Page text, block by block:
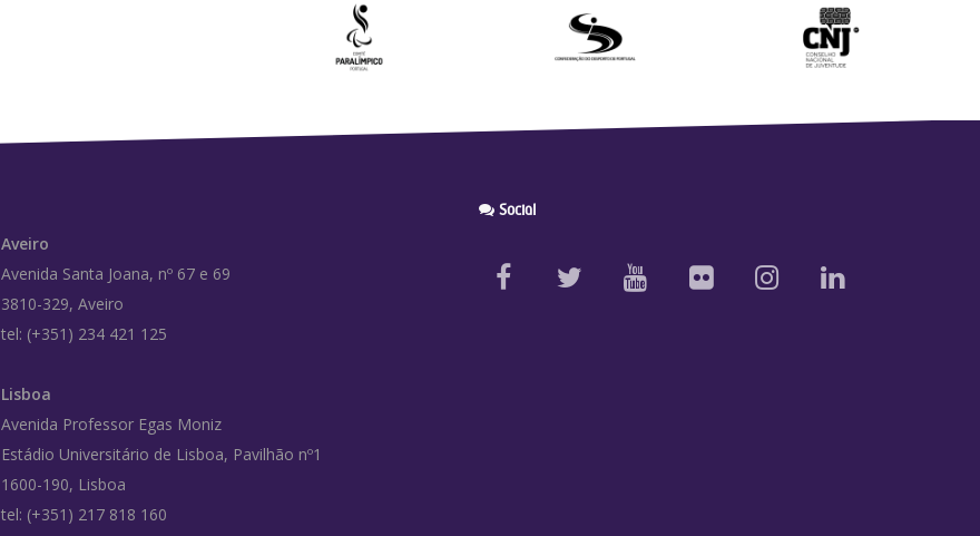
Aveiro
Avenida Santa Joana, nº 67 e 69
3810-329, Aveiro
tel: (+351) 234 421 125
Lisboa
Avenida Professor Egas Moniz
Estádio Universitário de Lisboa, Pavilhão nº1
1600-190, Lisboa
tel: (+351) 217 818 160
Social